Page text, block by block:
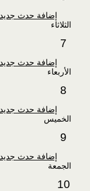
إضافة حدث جديد
الثلاثاء
7
إضافة حدث جديد
الأربعاء
8
إضافة حدث جديد
الخميس
9
إضافة حدث جديد
الجمعة
10